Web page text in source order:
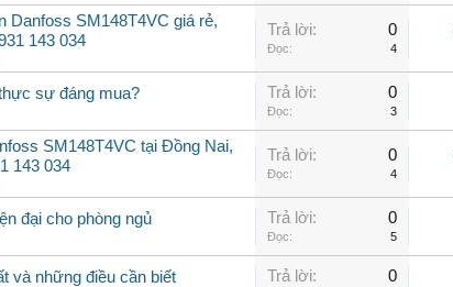
Danfoss SM148T4VC giá rẻ,
143 034
Trả lời: 0
Đọc: 4
sự đáng mua? Trả lời: 0
Đọc: 3
SM148T4VC tại Đồng Nai,
143 034
Trả lời: 0
Đọc: 4
đại cho phòng ngủ Trả lời: 0
Đọc: 5
và những điều cần biết Trả lời: 0